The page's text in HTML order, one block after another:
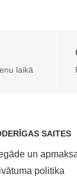
laikā
SAITES
un
politika